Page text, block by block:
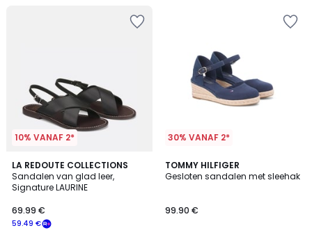
10% VANAF 2*
LA REDOUTE COLLECTIONS
Sandalen van glad leer,
Signature LAURINE
59.49 €
69.99 €
4.5
/ 5
30% VANAF 2*
TOMMY HILFIGER
Gesloten sandalen met sleehak
99.90 €
2
Kleuren